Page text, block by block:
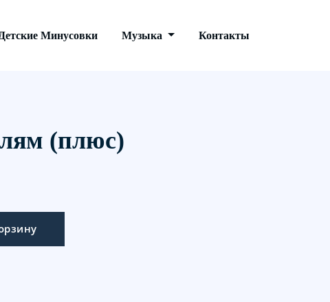
Детские Минусовки Музыка Контакты
(плюс)